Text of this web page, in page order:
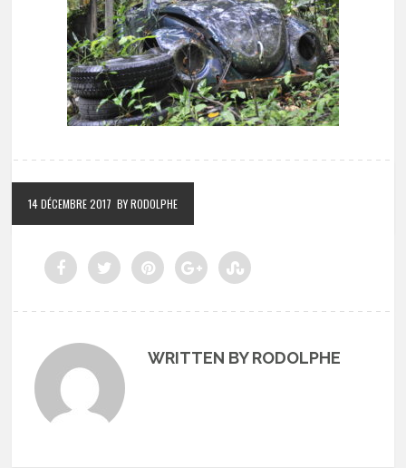
14 DÉCEMBRE 2017 BY RODOLPHE
WRITTEN BY RODOLPHE